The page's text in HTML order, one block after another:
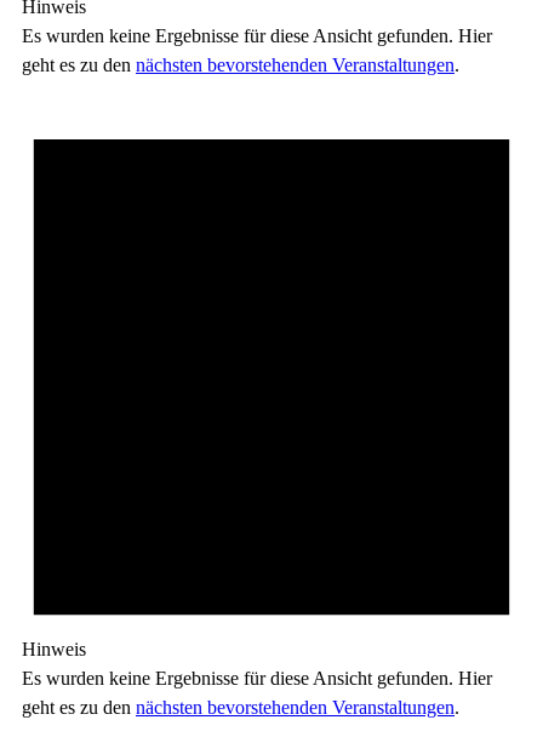
Hinweis
Es wurden keine Ergebnisse für diese Ansicht gefunden. Hier
geht es zu den nächsten bevorstehenden Veranstaltungen.
Hinweis
Es wurden keine Ergebnisse für diese Ansicht gefunden. Hier
geht es zu den nächsten bevorstehenden Veranstaltungen.